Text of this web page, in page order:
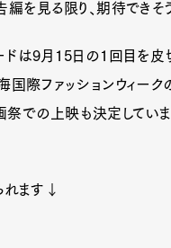
編を見る限り、期待でき
ドは9月15日の1回目を
際ファッションウィー
での上映も決定してい
れます↓